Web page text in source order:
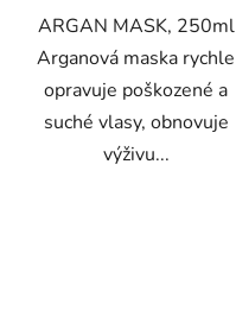
hvězdiček.
ARGAN MASK, 250ml
Arganová maska rychle
opravuje poškozené a
suché vlasy, obnovuje
výživu...